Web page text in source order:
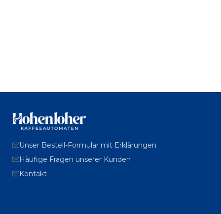
Unser Bestell-Formular mit Erklärungen
Häufige Fragen unserer Kunden
Kontakt